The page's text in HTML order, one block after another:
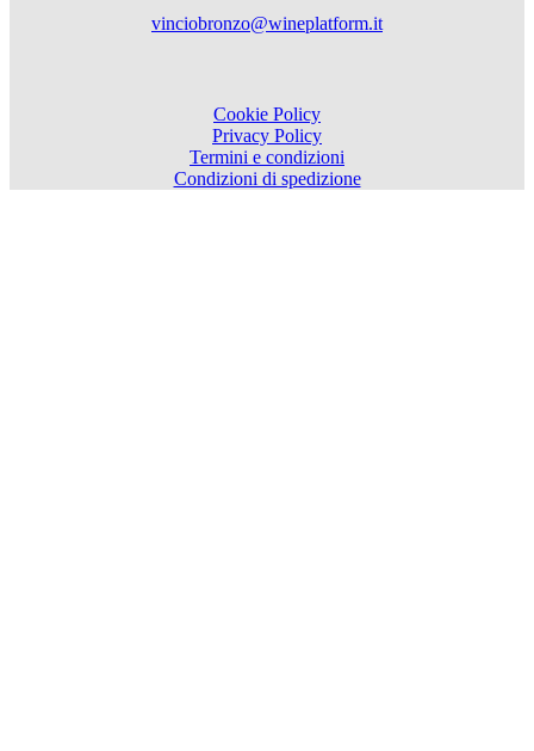
vinciobronzo@wineplatform.it
Cookie Policy
Privacy Policy
Termini e condizioni
Condizioni di spedizione